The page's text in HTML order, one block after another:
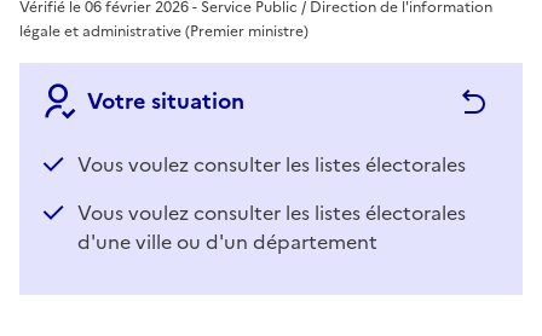
Vérifié le 06 février 2026 - Service Public / Direction de l'information
légale et administrative (Premier ministre)
Votre situation
Vous voulez consulter les listes électorales
Vous voulez consulter les listes électorales
d'une ville ou d'un département